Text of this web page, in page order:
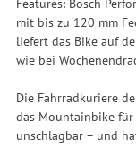
mit bis zu 120 mm
liefert das Bike auf
wie bei
Die Fahrradkuriere
das Mountainbike
unschlagbar – und